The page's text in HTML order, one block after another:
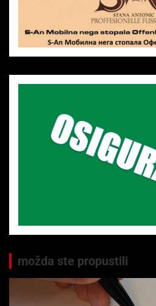
možda ste propustili